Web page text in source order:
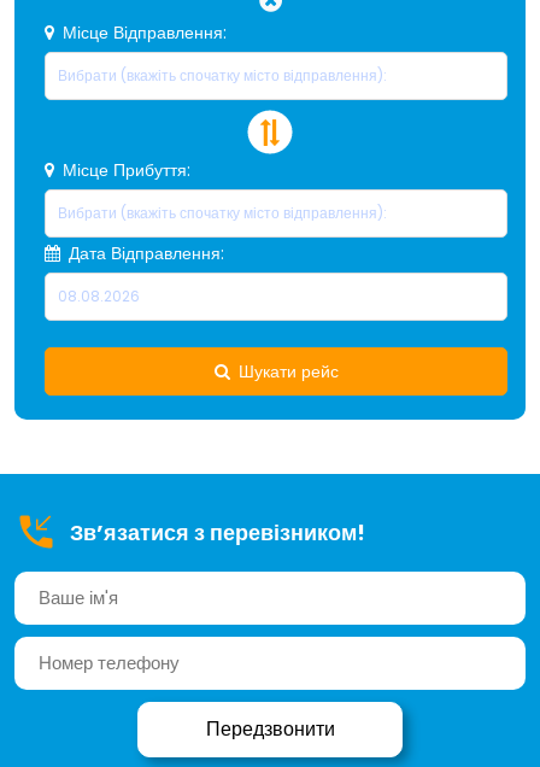
Місце Відправлення:
Місце Прибуття:
Дата Відправлення:
Шукати рейс
Зв’язатися з перевізником!